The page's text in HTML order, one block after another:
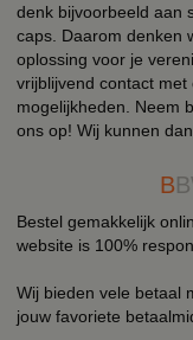
denk bijvoorbeeld aan
caps. Daarom denken
oplossing voor je
vrijblijvend contact
mogelijkheden. Neem
ons op! Wij kunnen
B
Bestel gemakkelijk
website is 100%
Wij bieden vele betaal
jouw favoriete